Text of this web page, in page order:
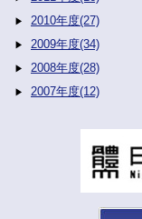
2010年度(27)
2009年度(34)
2008年度(28)
2007年度(12)